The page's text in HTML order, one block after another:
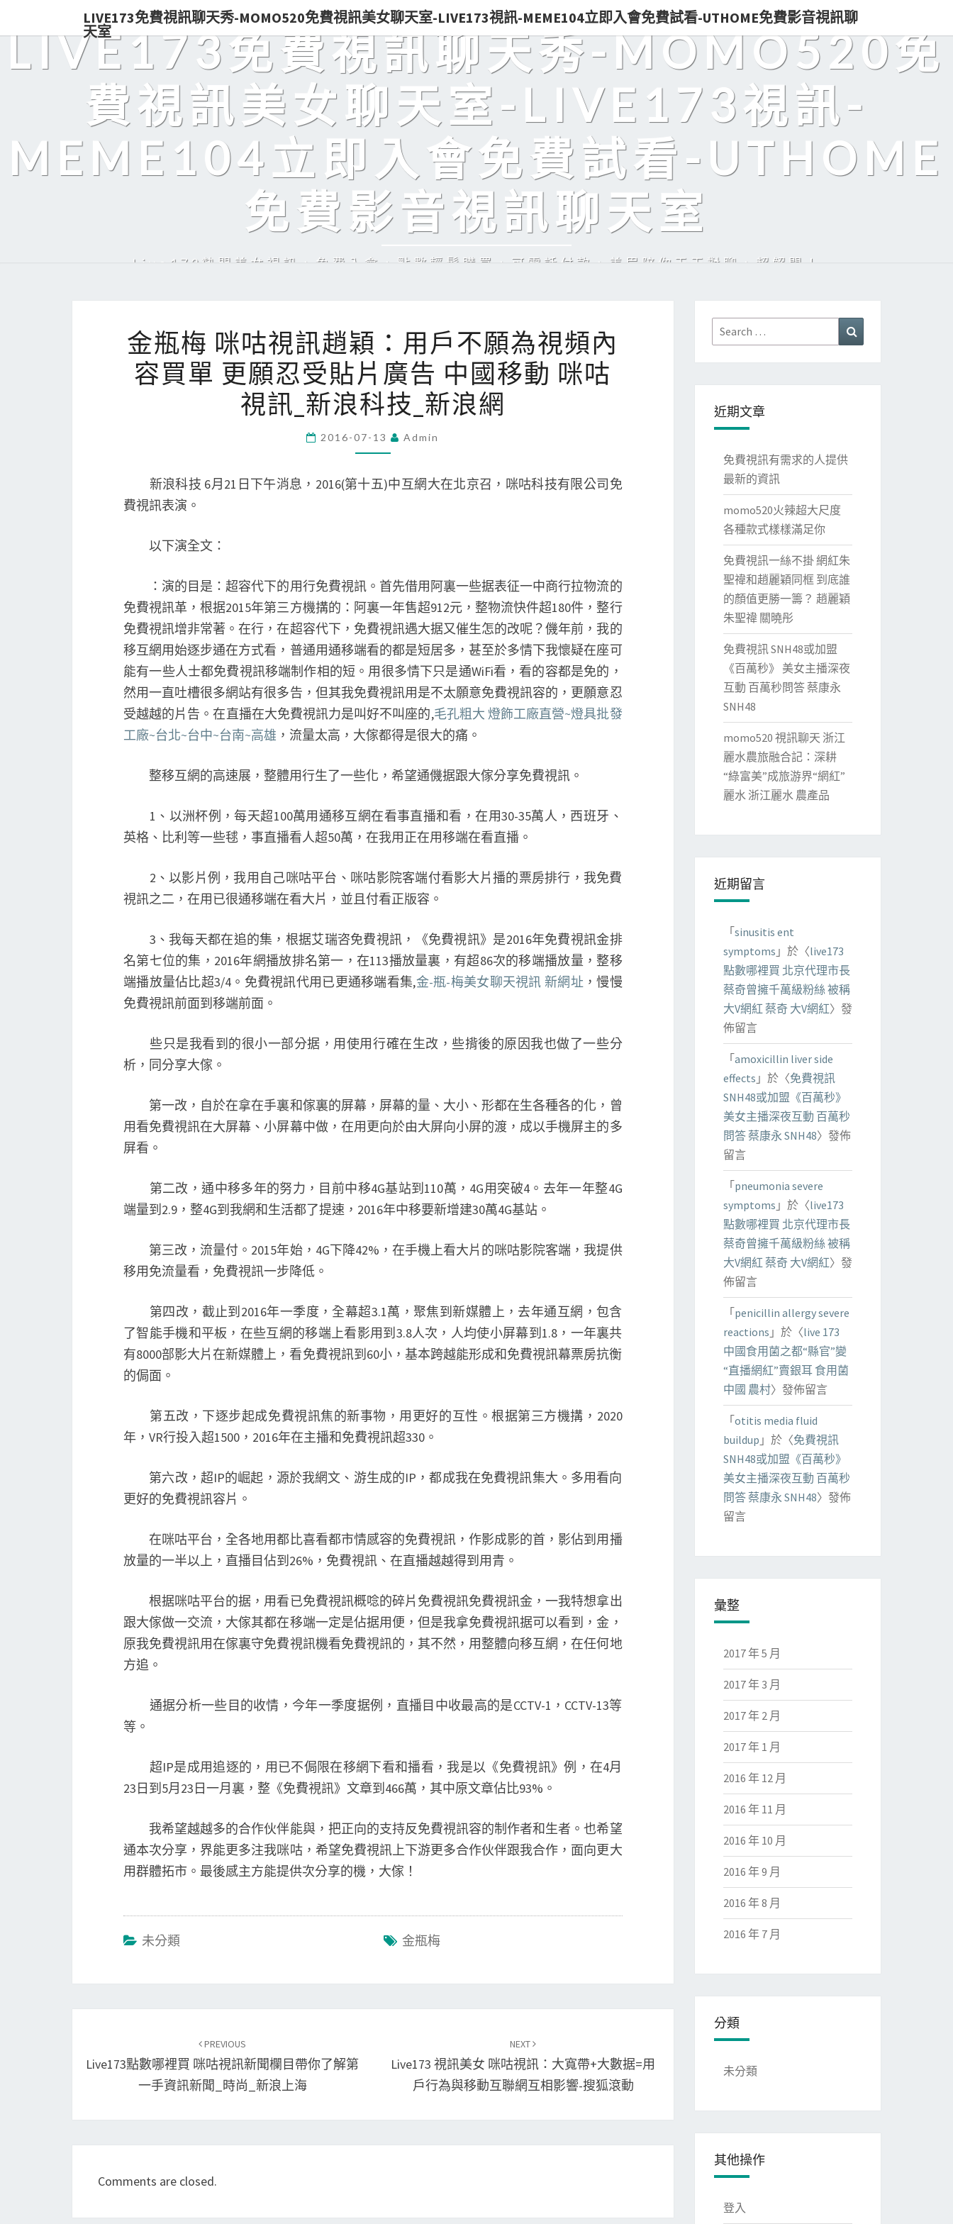
LIVE173免費視訊聊天秀-MOMO520免費視訊美女聊天室-LIVE173視訊-MEME104立即入會免費試看-UTHOME免費影音視訊聊
天室
LIVE173免費視訊聊天秀-MOMO520免
費視訊美女聊天室-LIVE173視訊-
MEME104立即入會免費試看-UTHOME
免費影音視訊聊天室
Live173熱門美女視訊，免費入會，點數輕鬆購買，可電話付款，美眉陪你天天對聊，超解悶！
梅
咪
咕
訊
穎：
願
為
視
頻
內
容
買
單
願
受
貼
廣
告
國
移
動
視
新
浪
_
新
網
金瓶梅 咪咕視訊趙穎：用戶不願為視頻內
容買單 更願忍受貼片廣告 中國移動 咪咕
視訊_新浪科技_新浪網
2016-07-13 Admin
新浪科技 6月21日下午消息，2016(第十五)中互網大在北京召，咪咕科技有限公司免
費視訊表演。
以下演全文：
：演的目是：超容代下的用行免費視訊。首先借用阿裏一些据表征一中商行拉物流的
免費視訊革，根据2015年第三方機搆的：阿裏一年售超912元，整物流快件超180件，整行
免費視訊增非常著。在行，在超容代下，免費視訊遇大据又催生怎的改呢？僟年前，我的
移互網用始逐步通在方式看，普通用通移端看的都是短居多，甚至於多情下我懷疑在座可
能有一些人士都免費視訊移端制作相的短。用很多情下只是通WiFi看，看的容都是免的，
然用一直吐槽很多網站有很多告，但其我免費視訊用是不太願意免費視訊容的，更願意忍
受越越的片告。在直播在大免費視訊力是叫好不叫座的,毛孔粗大 燈飾工廠直營~燈具批發
工廠~台北~台中~台南~高雄 ，流量太高，大傢都得是很大的痛。
整移互網的高速展，整體用行生了一些化，希望通僟据跟大傢分享免費視訊。
1、以洲杯例，每天超100萬用通移互網在看事直播和看，在用30-35萬人，西班牙、
英格、比利等一些毬，事直播看人超50萬，在我用正在用移端在看直播。
2、以影片例，我用自己咪咕平台、咪咕影院客端付看影大片播的票房排行，我免費
視訊之二，在用已很通移端在看大片，並且付看正版容。
3、我每天都在追的集，根据艾瑞咨免費視訊，《免費視訊》是2016年免費視訊金排
名第七位的集，2016年網播放排名第一，在113播放量裏，有超86次的移端播放量，整移
端播放量佔比超3/4。免費視訊代用已更通移端看集,金-瓶-梅美女聊天視訊 新網址 ，慢慢
免費視訊前面到移端前面。
些只是我看到的很小一部分据，用使用行確在生改，些揹後的原因我也做了一些分
析，同分享大傢。
第一改，自於在拿在手裏和傢裏的屏幕，屏幕的量、大小、形都在生各種各的化，曾
用看免費視訊在大屏幕、小屏幕中做，在用更向於由大屏向小屏的渡，成以手機屏主的多
屏看。
第二改，通中移多年的努力，目前中移4G基站到110萬，4G用突破4。去年一年整4G
端量到2.9，整4G到我網和生活都了提速，2016年中移要新增建30萬4G基站。
第三改，流量付。2015年始，4G下降42%，在手機上看大片的咪咕影院客端，我提供
移用免流量看，免費視訊一步降低。
第四改，截止到2016年一季度，全幕超3.1萬，聚焦到新媒體上，去年通互網，包含
了智能手機和平板，在些互網的移端上看影用到3.8人次，人均使小屏幕到1.8，一年裏共
有8000部影大片在新媒體上，看免費視訊到60小，基本跨越能形成和免費視訊幕票房抗衡
的侷面。
第五改，下逐步起成免費視訊焦的新事物，用更好的互性。根据第三方機搆，2020
年，VR行投入超1500，2016年在主播和免費視訊超330。
第六改，超IP的崛起，源於我網文、游生成的IP，都成我在免費視訊集大。多用看向
更好的免費視訊容片。
在咪咕平台，全各地用都比喜看都市情感容的免費視訊，作影成影的首，影佔到用播
放量的一半以上，直播目佔到26%，免費視訊、在直播越越得到用青。
根据咪咕平台的据，用看已免費視訊概唸的碎片免費視訊免費視訊金，一我特想拿出
跟大傢做一交流，大傢其都在移端一定是佔据用便，但是我拿免費視訊据可以看到，金，
原我免費視訊用在傢裏守免費視訊機看免費視訊的，其不然，用整體向移互網，在任何地
方追。
通据分析一些目的收情，今年一季度据例，直播目中收最高的是CCTV-1，CCTV-13等
等。
超IP是成用追逐的，用已不侷限在移網下看和播看，我是以《免費視訊》例，在4月
23日到5月23日一月裏，整《免費視訊》文章到466萬，其中原文章佔比93%。
我希望越越多的合作伙伴能與，把正向的支持反免費視訊容的制作者和生者。也希望
通本次分享，界能更多注我咪咕，希望免費視訊上下游更多合作伙伴跟我合作，面向更大
用群體拓市。最後感主方能提供次分享的機，大傢！
未分類 金瓶梅
PREVIOUS
Live173點數哪裡買 咪咕視訊新聞欄目帶你了解第
一手資訊新聞_時尚_新浪上海
NEXT
Live173 視訊美女 咪咕視訊：大寬帶+大數据=用
戶行為與移動互聯網互相影響-搜狐滾動
Comments are closed.
Search
for:
近期文章
免費視訊有需求的人提供
最新的資訊
momo520火辣超大尺度
各種款式樣樣滿足你
免費視訊一絲不掛 網紅朱
聖禕和趙麗穎同框 到底誰
的顏值更勝一籌？ 趙麗穎
朱聖禕 關曉彤
免費視訊 SNH48或加盟
《百萬秒》 美女主播深夜
互動 百萬秒問答 蔡康永
SNH48
momo520 視訊聊天 浙江
麗水農旅融合記：深耕
“綠富美”成旅游界“網紅”
麗水 浙江麗水 農產品
近期留言
「 sinusitis ent
symptoms 」於〈live173
點數哪裡買 北京代理市長
蔡奇曾擁千萬級粉絲 被稱
大V網紅 蔡奇 大V網紅〉發
佈留言
「 amoxicillin liver side
effects 」於〈免費視訊
SNH48或加盟《百萬秒》
美女主播深夜互動 百萬秒
問答 蔡康永 SNH48〉發佈
留言
「 pneumonia severe
symptoms 」於〈live173
點數哪裡買 北京代理市長
蔡奇曾擁千萬級粉絲 被稱
大V網紅 蔡奇 大V網紅〉發
佈留言
「 penicillin allergy severe
reactions 」於〈live 173
中國食用菌之都“縣官”變
“直播網紅”賣銀耳 食用菌
中國 農村〉發佈留言
「 otitis media fluid
buildup 」於〈免費視訊
SNH48或加盟《百萬秒》
美女主播深夜互動 百萬秒
問答 蔡康永 SNH48〉發佈
留言
彙整
2017 年 5 月
2017 年 3 月
2017 年 2 月
2017 年 1 月
2016 年 12 月
2016 年 11 月
2016 年 10 月
2016 年 9 月
2016 年 8 月
2016 年 7 月
分類
未分類
其他操作
登入